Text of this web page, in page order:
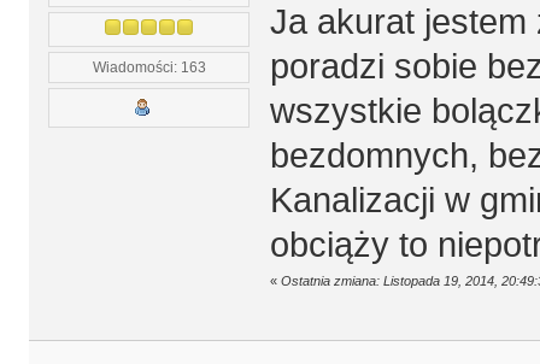
Wiadomości: 163
Ja akurat
poradzi sobie
wszystkie
bezdomnych,
Kanalizacji w
obciąży to
« Ostatnia zmiana: Listopada 19, 2014,